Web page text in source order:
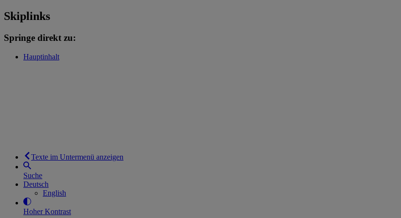
Skiplinks
Springe direkt zu:
Hauptinhalt
Texte im Untermenü anzeigen
Suche
Deutsch
English
Hoher Kontrast